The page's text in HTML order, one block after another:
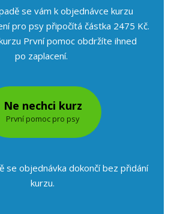
se vám k objednávce kurzu
pro psy připočítá částka 2475 Kč.
První pomoc obdržíte ihned
po zaplacení.
Ne nechci kurz
První pomoc pro psy
se objednávka dokončí bez přidání
kurzu.